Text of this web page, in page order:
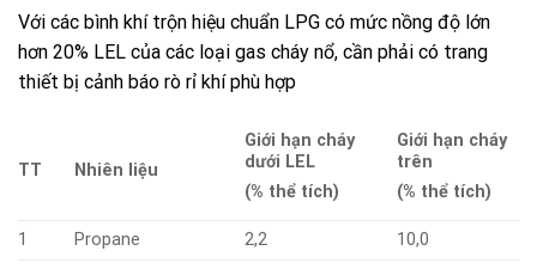
Với các bình khí trộn hiệu chuẩn LPG có mức nồng độ lớn
hơn 20% LEL của các loại gas cháy nổ, cần phải có trang
thiết bị cảnh báo rò rỉ khí phù hợp
TT Nhiên liệu
Giới hạn cháy
dưới LEL
(% thể tích)
Giới hạn cháy
trên
(% thể tích)
1 Propane 2,2
10,0